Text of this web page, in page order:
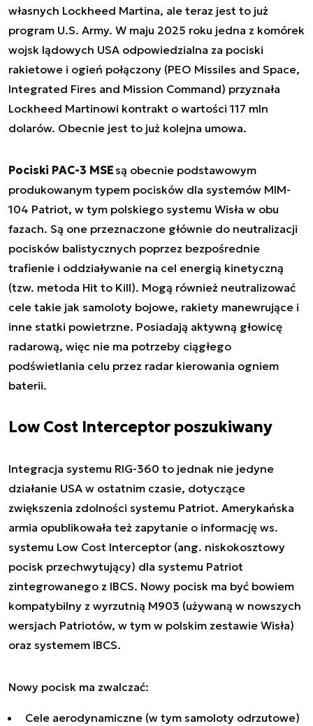
własnych Lockheed Martina, ale teraz jest to już
program U.S. Army. W maju 2025 roku jedna z komórek
wojsk lądowych USA odpowiedzialna za pociski
rakietowe i ogień połączony (PEO Missiles and Space,
Integrated Fires and Mission Command) przyznała
Lockheed Martinowi kontrakt o wartości 117 mln
dolarów. Obecnie jest to już kolejna umowa.
Pociski PAC-3 MSE są obecnie podstawowym
produkowanym typem pocisków dla systemów MIM-
104 Patriot, w tym polskiego systemu Wisła w obu
fazach. Są one przeznaczone głównie do neutralizacji
pocisków balistycznych poprzez bezpośrednie
trafienie i oddziaływanie na cel energią kinetyczną
(tzw. metoda Hit to Kill). Mogą również neutralizować
cele takie jak samoloty bojowe, rakiety manewrujące i
inne statki powietrzne. Posiadają aktywną głowicę
radarową, więc nie ma potrzeby ciągłego
podświetlania celu przez radar kierowania ogniem
baterii.
Low Cost Interceptor poszukiwany
Integracja systemu RIG-360 to jednak nie jedyne
działanie USA w ostatnim czasie, dotyczące
zwiększenia zdolności systemu Patriot. Amerykańska
armia opublikowała też zapytanie o informację ws.
systemu Low Cost Interceptor (ang. niskokosztowy
pocisk przechwytujący) dla systemu Patriot
zintegrowanego z IBCS. Nowy pocisk ma być bowiem
kompatybilny z wyrzutnią M903 (używaną w nowszych
wersjach Patriotów, w tym w polskim zestawie Wisła)
oraz systemem IBCS.
Nowy pocisk ma zwalczać:
Cele aerodynamiczne (w tym samoloty odrzutowe)